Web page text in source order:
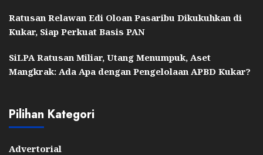
Ratusan Relawan Edi Oloan Pasaribu Dikukuhkan di
Kukar, Siap Perkuat Basis PAN
SiLPA Ratusan Miliar, Utang Menumpuk, Aset
Mangkrak: Ada Apa dengan Pengelolaan APBD Kukar?
Pilihan Kategori
Advertorial